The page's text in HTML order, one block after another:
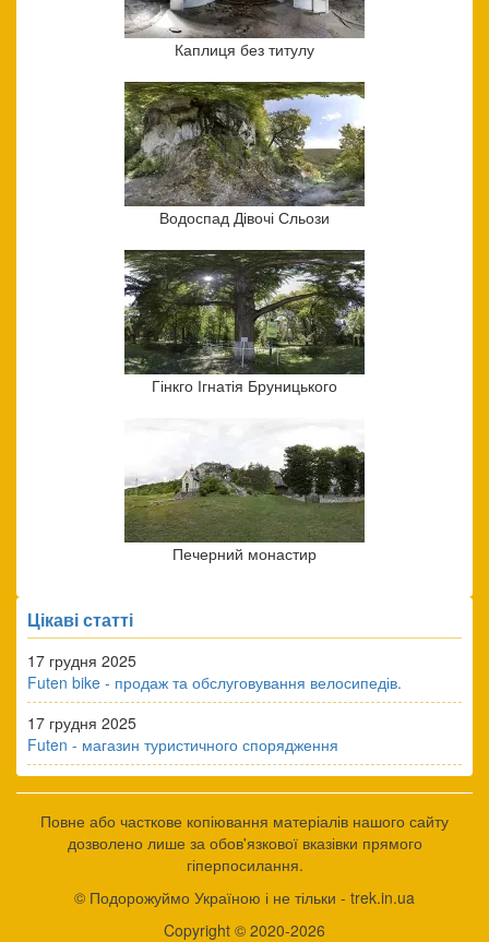
Каплиця без титулу
Водоспад Дівочі Сльози
Гінкго Ігнатія Бруницького
Печерний монастир
Цікаві статті
17 грудня 2025
Futen bike - продаж та обслуговування велосипедів.
17 грудня 2025
Futen - магазин туристичного спорядження
Повне або часткове копіювання матеріалів нашого сайту
дозволено лише за обов'язкової вказівки прямого
гіперпосилання.
© Подорожуймо Україною і не тільки - trek.in.ua
Copyright © 2020-2026